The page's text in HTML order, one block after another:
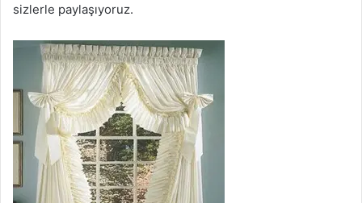
sizlerle paylaşıyoruz.